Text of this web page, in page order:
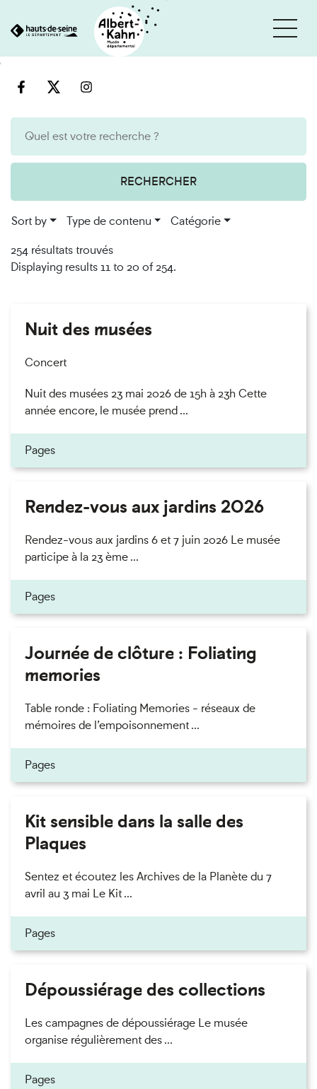
engine
RECHERCHER
Sort by Type de contenu
Catégorie
254 résultats trouvés
Displaying results 11 to 20 of 254.
Nuit des musées
Concert
Nuit des musées 23 mai 2026 de 15h à 23h Cette
année encore, le musée prend ...
Pages
Rendez-vous aux jardins 2026
Rendez-vous aux jardins 6 et 7 juin 2026 Le musée
participe à la 23 ème ...
Pages
Journée de clôture : Foliating
memories
Table ronde : Foliating Memories - réseaux de
mémoires de l’empoisonnement ...
Pages
Kit sensible dans la salle des
Plaques
Sentez et écoutez les Archives de la Planète du 7
avril au 3 mai Le Kit ...
Pages
Dépoussiérage des collections
Les campagnes de dépoussiérage Le musée
organise régulièrement des ...
Pages
Cookies management panel